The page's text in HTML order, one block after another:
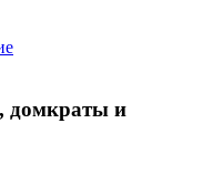
домкраты и